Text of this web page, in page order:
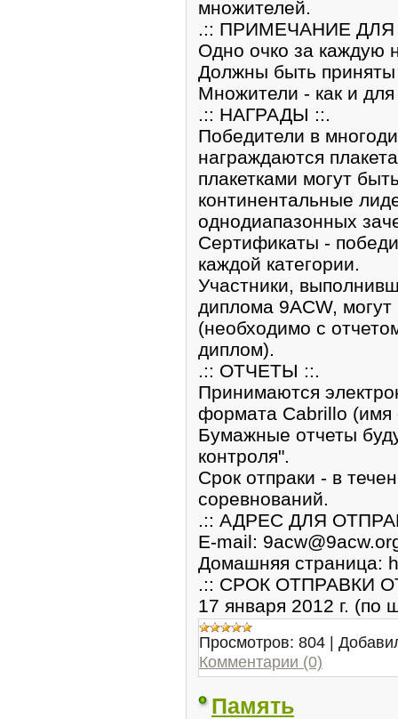
множителей.
.:: ПРИМЕЧАНИЕ
Одно очко за каждую
Должны быть
Множители - как и
.:: НАГРАДЫ ::.
Победители в
награждаются
плакетками могут
континентальные
однодиапазонных
Сертификаты -
каждой категории.
Участники,
диплома 9ACW, могут
(необходимо с
диплом).
.:: ОТЧЕТЫ ::.
Принимаются
формата Cabrillo
Бумажные отчеты
контроля".
Срок отпраки - в
соревнований.
.:: АДРЕС ДЛЯ
E-mail:
Домашняя страница:
.:: СРОК ОТПРАВКИ
17 января 2012 г. (по
Просмотров: 804 |
Комментарии (0)
Память